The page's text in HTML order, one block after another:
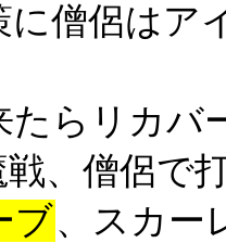
に僧侶はア
たらリカバ
、僧侶で
ブ、スカー